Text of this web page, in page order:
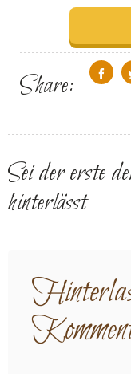
Share:
Sei der erste
hinterlässt